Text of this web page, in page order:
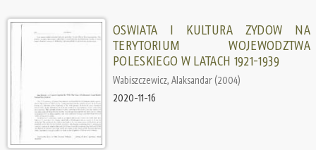
OSWIATA I KULTURA ZYDOW NA
TERYTORIUM WOJEWODZTWA
POLESKIEGO W LATACH 1921-1939
Wabiszczewicz, Alaksandar (2004)
2020-11-16